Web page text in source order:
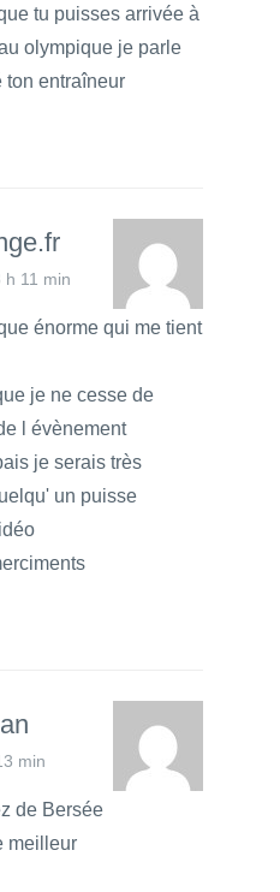
tu puisses arrivée à
olympique je parle
ton entraîneur
h 11 min
énorme qui me tient
je ne cesse de
l évènement
je serais très
un puisse
min
de Bersée
meilleur